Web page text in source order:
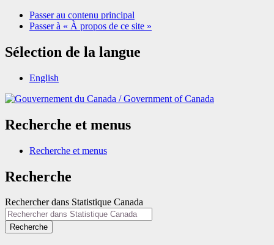
Passer au contenu principal
Passer à « À propos de ce site »
Sélection de la langue
English
/Government of Canada
Recherche et menus
Recherche et menus
Recherche
Rechercher dans Statistique Canada
Recherche